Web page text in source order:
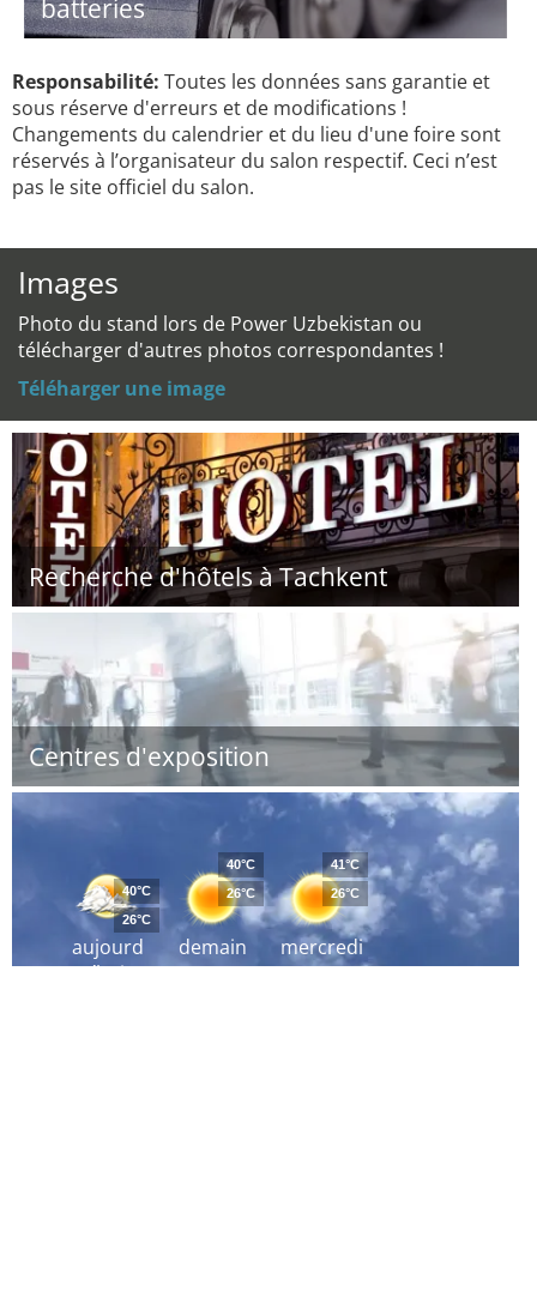
batteries
Responsabilité: Toutes les données sans garantie et
sous réserve d'erreurs et de modifications !
Changements du calendrier et du lieu d'une foire sont
réservés à l’organisateur du salon respectif. Ceci n’est
pas le site officiel du salon.
Images
Photo du stand lors de Power Uzbekistan ou
télécharger d'autres photos correspondantes !
Téléharger une image
Recherche d'hôtels à Tachkent
Centres d'exposition
aujourd
´hui
40°C
26°C
demain
40°C
26°C
mercredi
41°C
26°C